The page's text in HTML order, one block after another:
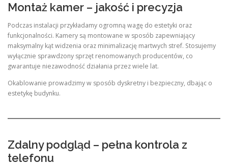
Montaż kamer – jakość i precyzja
Podczas instalacji przykładamy ogromną wagę do estetyki oraz
funkcjonalności. Kamery są montowane w sposób zapewniający
maksymalny kąt widzenia oraz minimalizację martwych stref. Stosujemy
wyłącznie sprawdzony sprzęt renomowanych producentów, co
gwarantuje niezawodność działania przez wiele lat.
Okablowanie prowadzimy w sposób dyskretny i bezpieczny, dbając o
estetykę budynku.
Zdalny podgląd – pełna kontrola z
telefonu